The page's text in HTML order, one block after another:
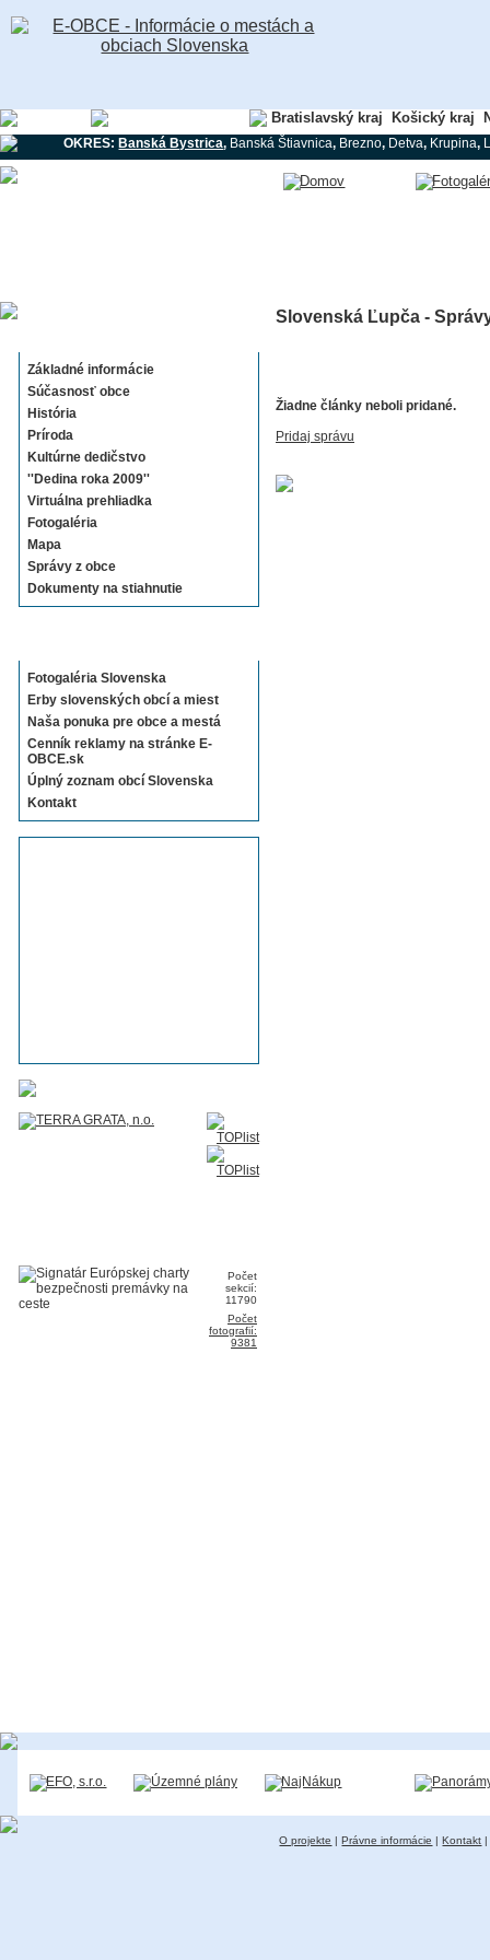
Bratislavský kraj Košický kraj
OKRES: Banská Bystrica, Banská Štiavnica, Brezno, Detva, Krupina,
Základné informácie
Súčasnosť obce
História
Príroda
Kultúrne dedičstvo
''Dedina roka 2009''
Virtuálna prehliadka
Fotogaléria
Mapa
Správy z obce
Dokumenty na stiahnutie
Fotogaléria Slovenska
Erby slovenských obcí a miest
Naša ponuka pre obce a mestá
Cenník reklamy na stránke E-
OBCE.sk
Úplný zoznam obcí Slovenska
Kontakt
Počet
sekcií:
11790
Počet
fotografií:
9381
Slovenská Ľupča -
Žiadne články neboli pridané.
Pridaj správu
O projekte |Právne informácie |Kontakt